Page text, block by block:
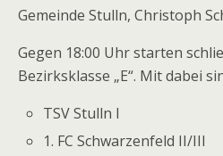
Gemeinde Stulln, Christoph
Gegen 18:00 Uhr starten
Bezirksklasse „E“. Mit dabei
TSV Stulln I
1. FC Schwarzenfeld II/III